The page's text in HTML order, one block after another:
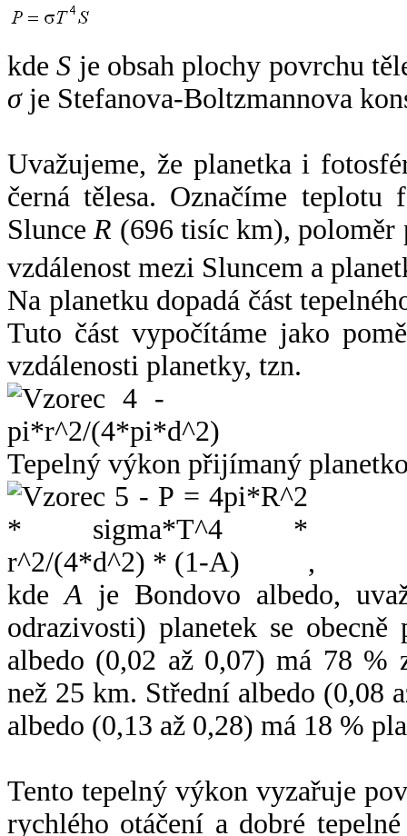
kdeS je obsah plochy povrchu
σje Stefanova-Boltzmannova
Uvažujeme, že planetka i
černá tělesa. Označíme
SlunceR (696 tisíc km),
vzdálenost mezi Sluncem a
Na planetku dopadá část
Tuto část vypočítáme jako
vzdálenosti planetky, tzn.
Tepelný výkon přijímaný
,
kdeA je Bondovo albedo,
odrazivosti) planetek se
albedo (0,02 až 0,07) má 78 %
než 25 km. Střední albedo (0,08
albedo (0,13 až 0,28) má 18 %
Tento tepelný výkon vyzařuje
rychlého otáčení a dobré